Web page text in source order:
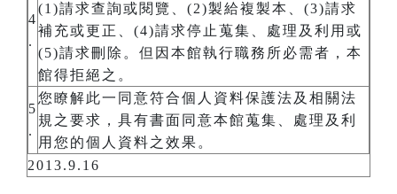
4
.
(1)請求查詢或閱覽、(2)製給複製本、(3)請求
補充或更正、(4)請求停止蒐集、處理及利用或
(5)請求刪除。但因本館執行職務所必需者，本
館得拒絕之。
5
.
您瞭解此一同意符合個人資料保護法及相關法
規之要求，具有書面同意本館蒐集、處理及利
用您的個人資料之效果。
2013.9.16